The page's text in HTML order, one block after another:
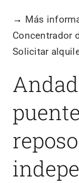
→ Más
Concentrador
Solicitar